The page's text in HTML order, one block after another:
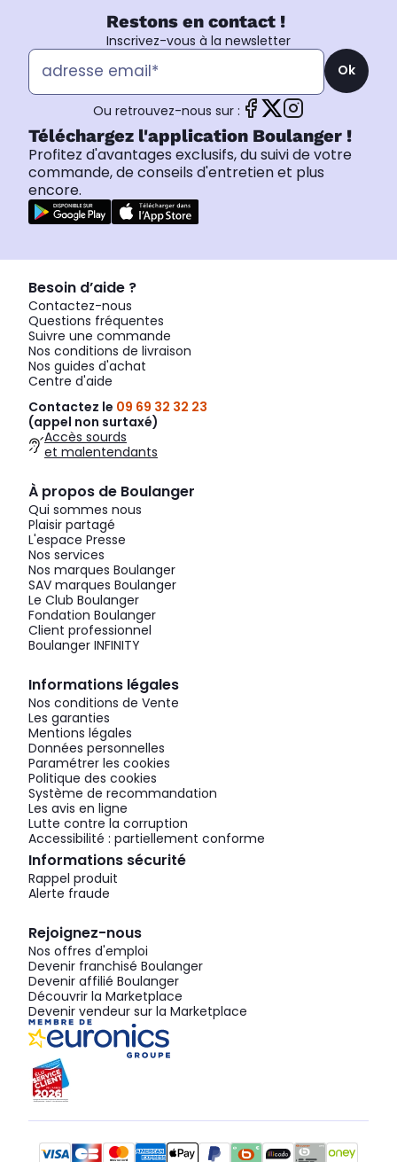
Restons en contact !
Inscrivez-vous à la newsletter
Ok
Ou retrouvez-nous sur :
Téléchargez l'application Boulanger !
Profitez d'avantages exclusifs, du suivi de votre
commande, de conseils d'entretien et plus
encore.
Besoin d’aide ?
Contactez-nous
Questions fréquentes
Suivre une commande
Nos conditions de livraison
Nos guides d'achat
Centre d'aide
Contactez le 09 69 32 32 23
(appel non surtaxé)
Accès sourds
et malentendants
À propos de Boulanger
Qui sommes nous
Plaisir partagé
L'espace Presse
Nos services
Nos marques Boulanger
SAV marques Boulanger
Le Club Boulanger
Fondation Boulanger
Client professionnel
Boulanger INFINITY
Informations légales
Nos conditions de Vente
Les garanties
Mentions légales
Données personnelles
Paramétrer les cookies
Politique des cookies
Système de recommandation
Les avis en ligne
Lutte contre la corruption
Accessibilité : partiellement conforme
Informations sécurité
Rappel produit
Alerte fraude
Rejoignez-nous
Nos offres d'emploi
Devenir franchisé Boulanger
Devenir affilié Boulanger
Découvrir la Marketplace
Devenir vendeur sur la Marketplace